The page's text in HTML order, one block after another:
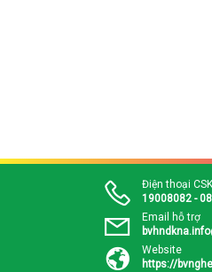
Điện thoại
19008082 -
Email hỗ trợ
Website
https://